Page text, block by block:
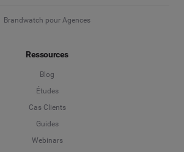
Brandwatch pour Agences
Ressources
Blog
Études
Cas Clients
Guides
Webinars